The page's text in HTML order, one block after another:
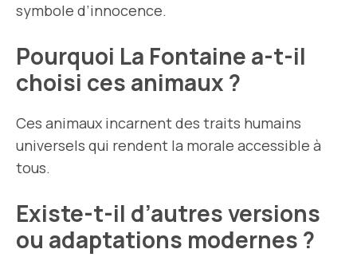
symbole d’innocence.
Pourquoi La Fontaine a-t-il
choisi ces animaux ?
Ces animaux incarnent des traits humains
universels qui rendent la morale accessible à
tous.
Existe-t-il d’autres versions
ou adaptations modernes ?